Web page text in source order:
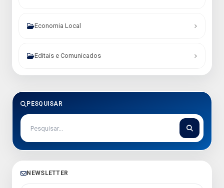
Economia Local
Editais e Comunicados
PESQUISAR
NEWSLETTER